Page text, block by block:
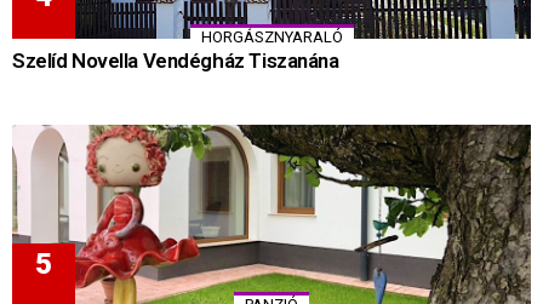
HORGÁSZNYARALÓ
Szelíd Novella Vendégház Tiszanána